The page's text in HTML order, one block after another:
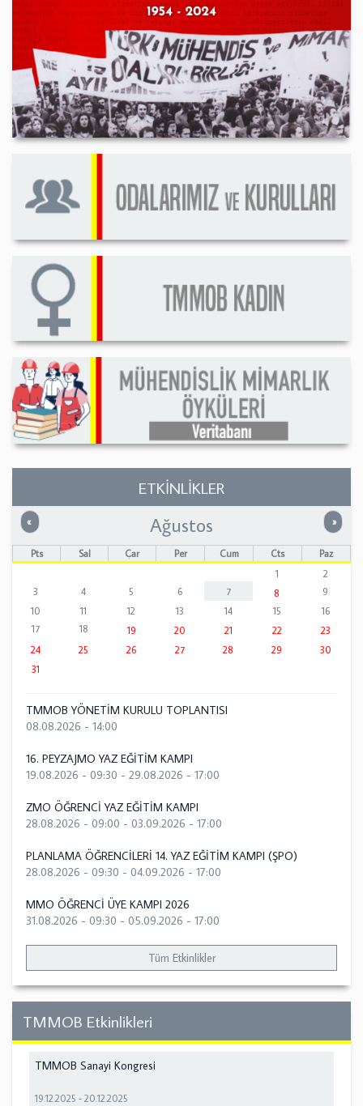
ETKİNLİKLER
« Önceki »
Ağustos
Pts Sal Çar Per Cum Cts
Paz
1
2
3
4 5 6 7 8
9
10
11 12 13 14 15
16
17
18 19 20 21 22
23
24
25 26 27 28 29
30
31
TMMOB YÖNETİM KURULU TOPLANTISI
08.08.2026 - 14:00
16. PEYZAJMO YAZ EĞİTİM KAMPI
19.08.2026 - 09:30 - 29.08.2026 - 17:00
ZMO ÖĞRENCİ YAZ EĞİTİM KAMPI
28.08.2026 - 09:00 - 03.09.2026 - 17:00
PLANLAMA ÖĞRENCİLERİ 14. YAZ EĞİTİM KAMPI (ŞPO)
28.08.2026 - 09:30 - 04.09.2026 - 17:00
MMO ÖĞRENCİ ÜYE KAMPI 2026
31.08.2026 - 09:30 - 05.09.2026 - 17:00
Tüm Etkinlikler
TMMOB Etkinlikleri
TMMOB Sanayi Kongresi
19.12.2025 -20.12.2025